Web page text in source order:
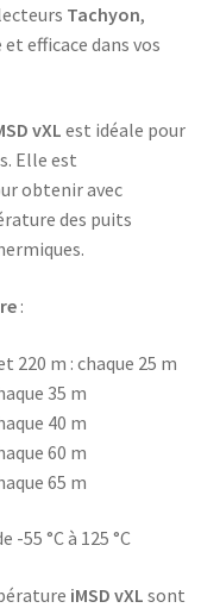
Tachyon,
efficace dans vos
vXL est idéale pour
Elle est
obtenir avec
des puits
:
220 m : chaque 25 m
35 m
40 m
60 m
65 m
-55 °C à 125 °C
iMSD vXL sont